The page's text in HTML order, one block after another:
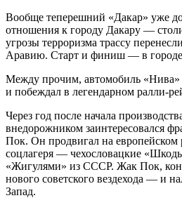
Вообще теперешний «Дакар» уже
отношения к городу Дакару —
угрозы терроризма трассу
Аравию. Старт и финиш — в
Между прочим, автомобиль «Нива»
и побеждал в легендарном ралли-
Через год после начала
внедорожником заинтересовался
Пок. Он продвигал на
соцлагеря — чехословацкие
«Жигулями» из СССР. Жак Пок,
нового советского вездехода — и
Запад.